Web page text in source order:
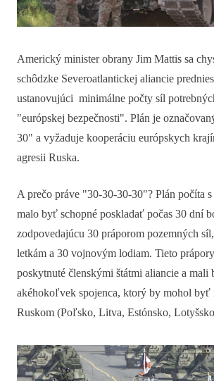
Americký minister obrany Jim Mattis sa
schôdzke Severoatlantickej aliancie
ustanovujúci minimálne počty síl
"európskej bezpečnosti". Plán je
30" a vyžaduje kooperáciu európskych
agresii Ruska.
A prečo práve "30-30-30-30"? Plán počíta
malo byť schopné poskladať počas 30 dní
zodpovedajúcu 30 práporom pozemných
letkám a 30 vojnovým lodiam. Tieto
poskytnuté členskými štátmi aliancie a
akéhokoľvek spojenca, ktorý by mohol byť
Ruskom (Poľsko, Litva, Estónsko,